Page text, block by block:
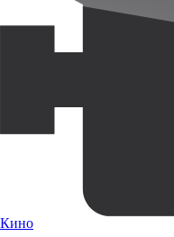
Кино